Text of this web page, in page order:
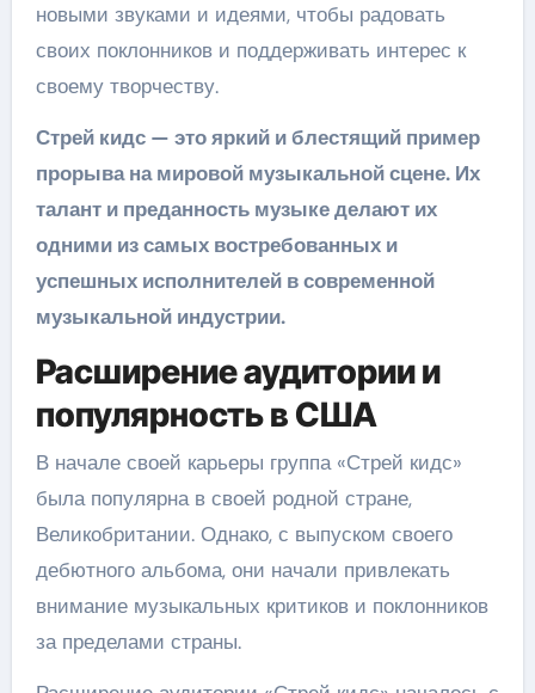
новыми звуками и идеями, чтобы радовать
своих поклонников и поддерживать интерес к
своему творчеству.
Стрей кидс — это яркий и блестящий пример
прорыва на мировой музыкальной сцене. Их
талант и преданность музыке делают их
одними из самых востребованных и
успешных исполнителей в современной
музыкальной индустрии.
Расширение аудитории и
популярность в США
В начале своей карьеры группа «Стрей кидс»
была популярна в своей родной стране,
Великобритании. Однако, с выпуском своего
дебютного альбома, они начали привлекать
внимание музыкальных критиков и поклонников
за пределами страны.